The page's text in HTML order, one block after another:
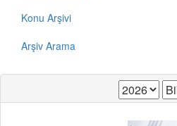
Konu Arşivi
Arşiv Arama